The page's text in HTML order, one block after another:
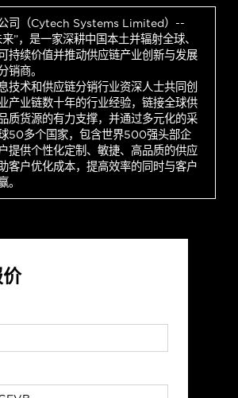
司（Cytech Systems Limited）--
”，是一家深耕中国本土并辐射全球、
持续价值并推动供应链产业创新与发展
销商。
技术和供应链分销行业资深人士共同创
产业链数十年的行业经验，链接全球供
质货源的有力支撑，并通过多元化的采
50多个国家，包含世界500强头部企
提供个性化定制、敏捷、高品质的供应
客户优化成本，提高效率的同时与客户
。